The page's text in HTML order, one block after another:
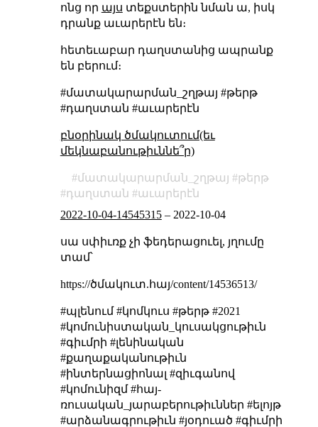
ոնց որ այս տեքստերին նման ա, իսկ
դրանք աւարերէն են։
հետեւաբար դաղստանից ապրանք
են բերում։
#մատակարարման_շղթայ #թերթ
#դաղստան #աւարերէն
բնօրինակ ծմակուտում(եւ
մեկնաբանութիւննե՞ր)
մատակարարման_շղթայ
թերթ
դաղստան
աւարերէն
2022-10-04-14545315– 2022-10-04
սա սփիւռք չի ֆեդերացուել, յղումը
տամ՝
https://ծմակուտ.հայ/content/14536513/
#պլենում #կոմկուս #թերթ #2021
#կոմունիստական_կուսակցութիւն
#գիւմրի #լենինական
#քաղաքականութիւն
#ինտերնացիոնալ #զիւգանով
#կոմունիզմ #հայ-
ռուսական_յարաբերութիւններ #ելոյթ
#արձանագրութիւն #յօդուած #գիւմրի